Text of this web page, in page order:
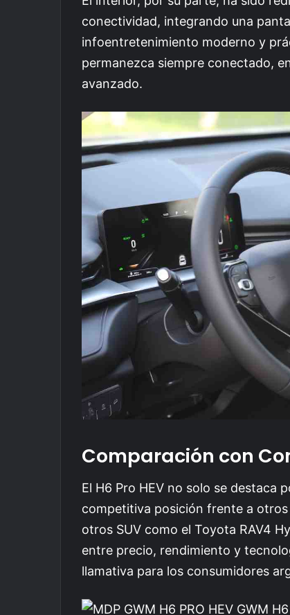
conectividad, integrando una
infoentretenimiento moderno y
permanezca siempre conectado,
avanzado.
Comparación con
El H6 Pro HEV no solo se destaca
competitiva posición frente a
otros SUV como el Toyota RAV4
entre precio, rendimiento y
llamativa para los consumidores